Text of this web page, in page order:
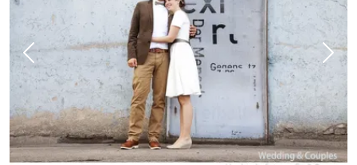
Vorheriges Bild